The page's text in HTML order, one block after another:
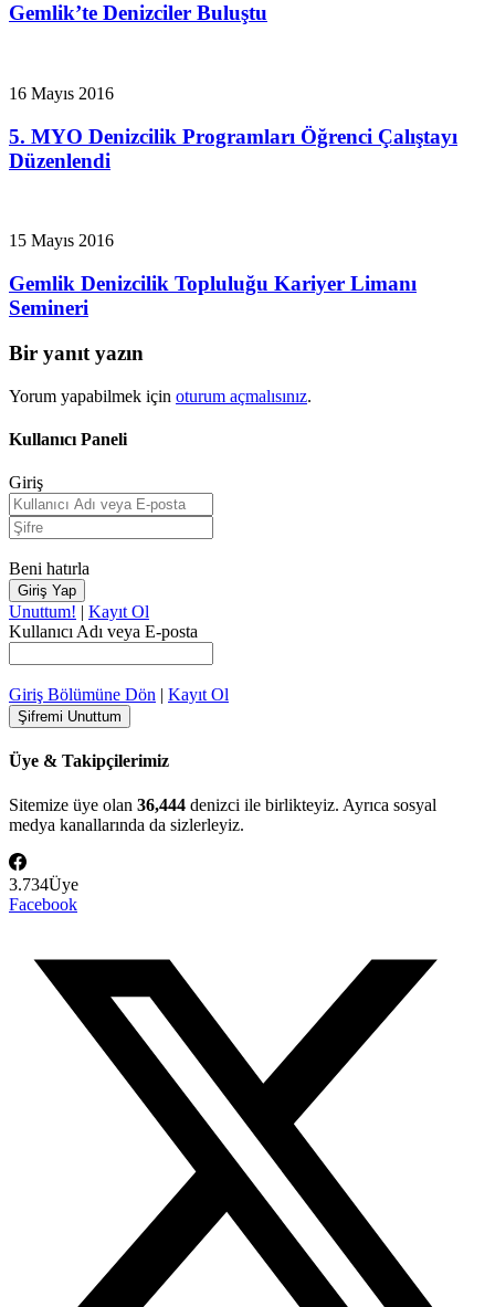
Gemlik’te Denizciler Buluştu
16 Mayıs 2016
5. MYO Denizcilik Programları Öğrenci Çalıştayı
Düzenlendi
15 Mayıs 2016
Gemlik Denizcilik Topluluğu Kariyer Limanı
Semineri
Bir yanıt yazın
Yorum yapabilmek için oturum açmalısınız.
Kullanıcı Paneli
Giriş
Beni hatırla
Unuttum! | Kayıt Ol
Kullanıcı Adı veya E-posta
Giriş Bölümüne Dön | Kayıt Ol
Üye & Takipçilerimiz
Sitemize üye olan 36,444 denizci ile birlikteyiz. Ayrıca sosyal
medya kanallarında da sizlerleyiz.
3.734Üye
Facebook